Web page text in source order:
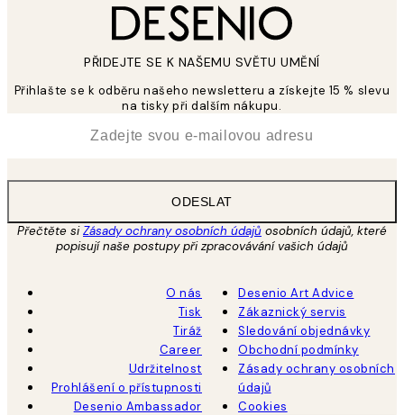
PŘIDEJTE SE K NAŠEMU SVĚTU UMĚNÍ
Přihlašte se k odběru našeho newsletteru a získejte 15 % slevu
na tisky při dalším nákupu.
ODESLAT
Přečtěte siZásady ochrany osobních údajů osobních údajů, které
popisují naše postupy při zpracovávání vašich údajů
O nás
Tisk
Tiráž
Career
Udržitelnost
Prohlášení o přístupnosti
Desenio Ambassador
Desenio Art Advice
Zákaznický servis
Sledování objednávky
Obchodní podmínky
Zásady ochrany osobních
údajů
Cookies